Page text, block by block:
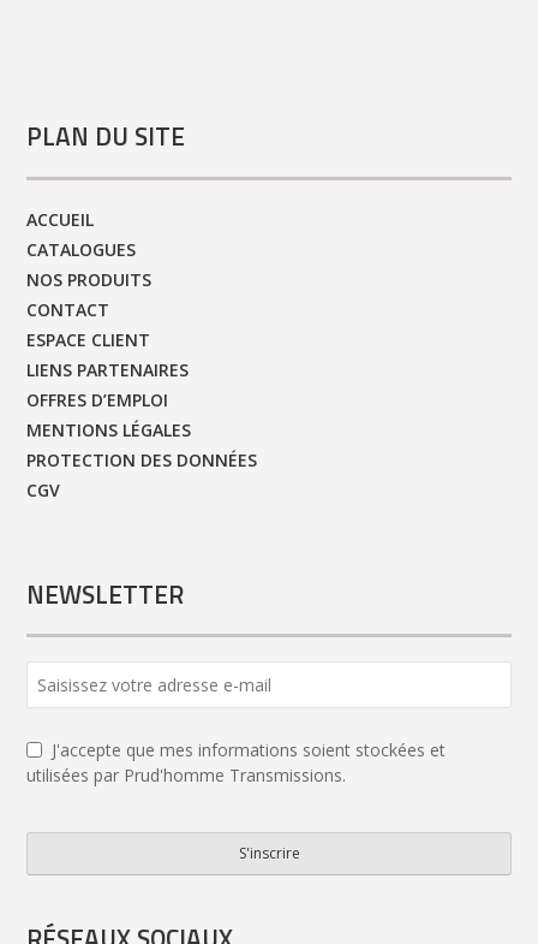
PLAN DU SITE
ACCUEIL
CATALOGUES
NOS PRODUITS
CONTACT
ESPACE CLIENT
LIENS PARTENAIRES
OFFRES D’EMPLOI
MENTIONS LÉGALES
PROTECTION DES DONNÉES
CGV
NEWSLETTER
J'accepte que mes informations soient stockées et
utilisées par Prud'homme Transmissions.
S'inscrire
Address *